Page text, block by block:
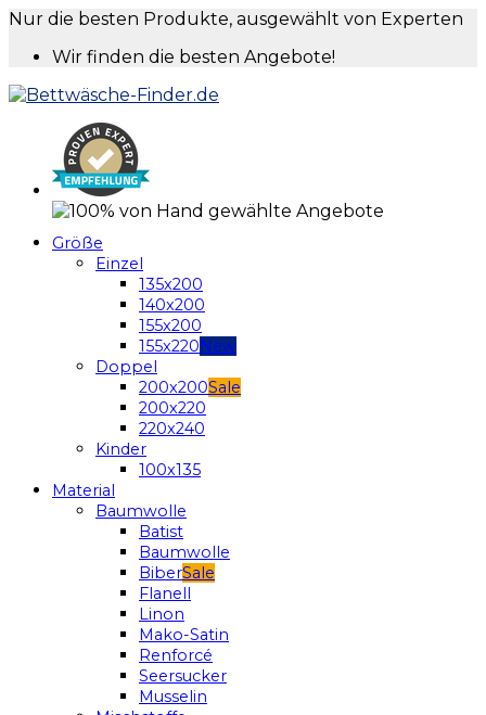
Nur die besten Produkte, ausgewählt von Experten
Wir finden die besten Angebote!
Größe
Einzel
135x200
140x200
155x200
155x220
Doppel
200x200
200x220
220x240
Kinder
100x135
Material
Baumwolle
Batist
Baumwolle
Biber
Flanell
Linon
Mako-Satin
Renforcé
Seersucker
Musselin